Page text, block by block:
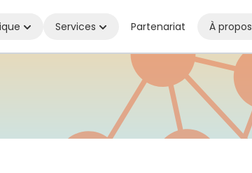
Services Partenariat À propos
où que vous soyez